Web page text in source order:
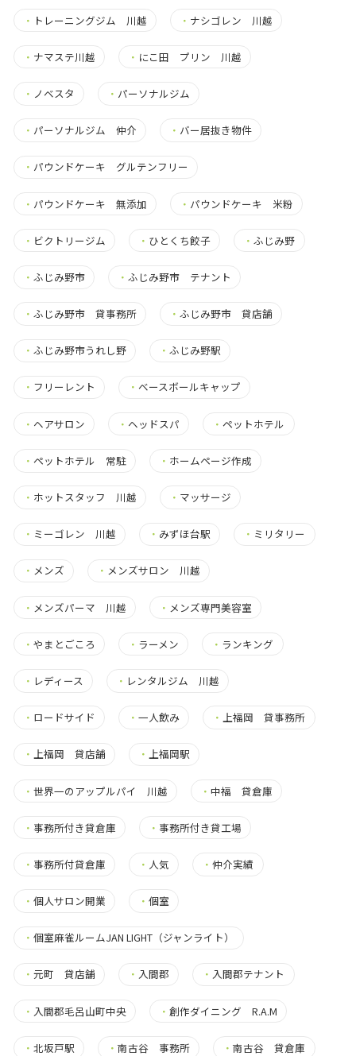
・ トレーニングジム 川越 ・ ナシゴレン 川越
・ ナマステ川越 ・ にこ田 プリン 川越
・ ノベスタ ・ パーソナルジム
・ パーソナルジム 仲介 ・ バー居抜き物件
・ パウンドケーキ グルテンフリー
・ パウンドケーキ 無添加 ・ パウンドケーキ 米粉
・ ビクトリージム ・ ひとくち餃子 ・ふじみ野
・ ふじみ野市 ・ふじみ野市 テナント
・ ふじみ野市 貸事務所 ・ふじみ野市 貸店舗
・ ふじみ野市うれし野 ・ふじみ野駅
・ フリーレント ・ ベースボールキャップ
・ ヘアサロン ・ ヘッドスパ ・ペットホテル
・ ペットホテル 常駐 ・ ホームページ作成
・ ホットスタッフ 川越 ・ マッサージ
・ ミーゴレン 川越 ・ みずほ台駅 ・ ミリタリー
・ メンズ ・ メンズサロン 川越
・ メンズパーマ 川越 ・ メンズ専門美容室
・ やまとごころ ・ ラーメン ・ ランキング
・ レディース ・ レンタルジム 川越
・ ロードサイド ・一人飲み ・上福岡 貸事務所
・ 上福岡 貸店舗 ・上福岡駅
・ 世界一のアップルパイ 川越 ・中福 貸倉庫
・ 事務所付き貸倉庫 ・ 事務所付き貸工場
・ 事務所付貸倉庫 ・ 人気 ・仲介実績
・ 個人サロン開業 ・個室
・ 個室麻雀ルームJAN LIGHT（ジャンライト）
・ 元町 貸店舗 ・ 入間郡 ・ 入間郡テナント
・ 入間郡毛呂山町中央 ・創作ダイニング R.A.M
・ 北坂戸駅 ・南古谷 事務所 ・南古谷 貸倉庫